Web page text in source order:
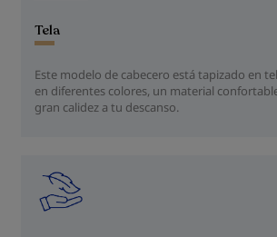
Tela
Este modelo de cabecero está tapizado en
en diferentes colores, un material
gran calidez a tu descanso.